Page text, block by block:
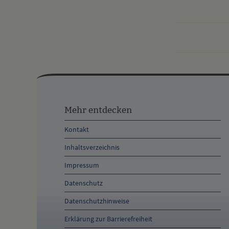
entdecken,
Öffnungszeiten
und
Anschrift
und
Kontakt
Mehr entdecken
Kontakt
Inhaltsverzeichnis
Impressum
Datenschutz
Datenschutzhinweise
Erklärung zur Barrierefreiheit